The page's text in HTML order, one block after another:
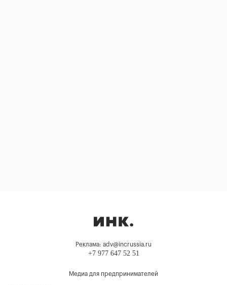
Реклама: adv@incrussia.ru
+7 977 647 52 51
Медиа для предпринимателей